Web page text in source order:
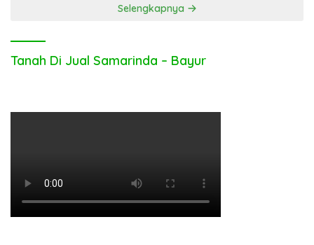
Selengkapnya
Tanah Di Jual Samarinda – Bayur